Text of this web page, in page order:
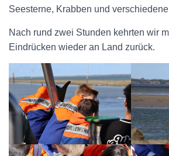
Seesterne, Krabben und
Nach rund zwei Stunden kehrten wir
Eindrücken wieder an Land zurück.